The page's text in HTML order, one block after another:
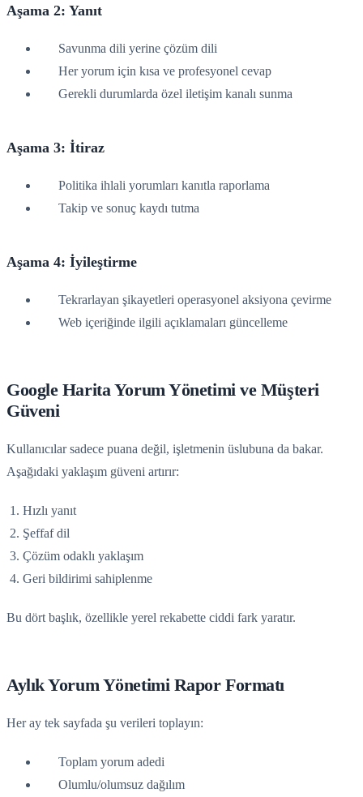
Aşama 2: Yanıt
Savunma dili yerine çözüm dili
Her yorum için kısa ve profesyonel cevap
Gerekli durumlarda özel iletişim kanalı sunma
Aşama 3: İtiraz
Politika ihlali yorumları kanıtla raporlama
Takip ve sonuç kaydı tutma
Aşama 4: İyileştirme
Tekrarlayan şikayetleri operasyonel aksiyona çevirme
Web içeriğinde ilgili açıklamaları güncelleme
Google Harita Yorum Yönetimi ve Müşteri
Güveni
Kullanıcılar sadece puana değil, işletmenin üslubuna da bakar.
Aşağıdaki yaklaşım güveni artırır:
Hızlı yanıt
Şeffaf dil
Çözüm odaklı yaklaşım
Geri bildirimi sahiplenme
Bu dört başlık, özellikle yerel rekabette ciddi fark yaratır.
Aylık Yorum Yönetimi Rapor Formatı
Her ay tek sayfada şu verileri toplayın:
Toplam yorum adedi
Olumlu/olumsuz dağılım